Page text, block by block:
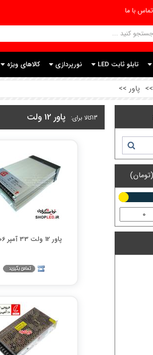
تماس با ما
تابلو ثابت LED نورپردازی کالاهای ویژه
>> پاور >>
13کالا برای: پاور 12 ولت
پاور 12 ولت 33 آمپر CL806